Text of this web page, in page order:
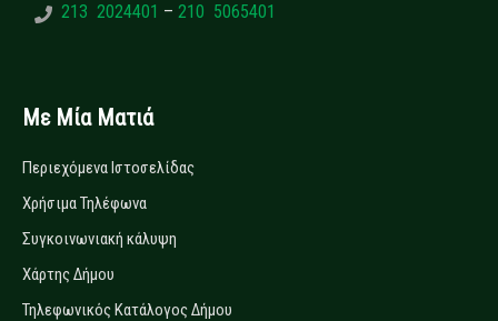
213 2024401 – 210 5065401
Με Μία Ματιά
Περιεχόμενα Ιστοσελίδας
Χρήσιμα Τηλέφωνα
Συγκοινωνιακή κάλυψη
Χάρτης Δήμου
Τηλεφωνικός Κατάλογος Δήμου